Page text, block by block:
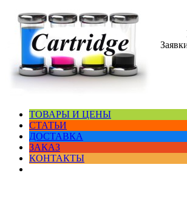
ТОВАРЫ И ЦЕНЫ
СТАТЬИ
ДОСТАВКА
ЗАКАЗ
КОНТАКТЫ